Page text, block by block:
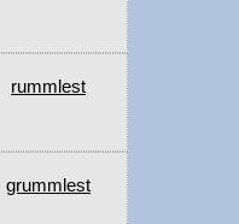
rummlest
grummlest